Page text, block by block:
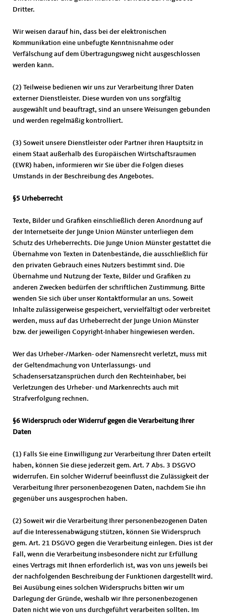
Dritter.
Wir weisen darauf hin, dass bei der elektronischen
Kommunikation eine unbefugte Kenntnisnahme oder
Verfälschung auf dem Übertragungsweg nicht ausgeschlossen
werden kann.
(2) Teilweise bedienen wir uns zur Verarbeitung Ihrer Daten
externer Dienstleister. Diese wurden von uns sorgfältig
ausgewählt und beauftragt, sind an unsere Weisungen gebunden
und werden regelmäßig kontrolliert.
(3) Soweit unsere Dienstleister oder Partner ihren Hauptsitz in
einem Staat außerhalb des Europäischen Wirtschaftsraumen
(EWR) haben, informieren wir Sie über die Folgen dieses
Umstands in der Beschreibung des Angebotes.
§5 Urheberrecht
Texte, Bilder und Grafiken einschließlich deren Anordnung auf
der Internetseite der Junge Union Münster unterliegen dem
Schutz des Urheberrechts. Die Junge Union Münster gestattet die
Übernahme von Texten in Datenbestände, die ausschließlich für
den privaten Gebrauch eines Nutzers bestimmt sind. Die
Übernahme und Nutzung der Texte, Bilder und Grafiken zu
anderen Zwecken bedürfen der schriftlichen Zustimmung. Bitte
wenden Sie sich über unser Kontaktformular an uns. Soweit
Inhalte zulässigerweise gespeichert, vervielfältigt oder verbreitet
werden, muss auf das Urheberrecht der Junge Union Münster
bzw. der jeweiligen Copyright-Inhaber hingewiesen werden.
Wer das Urheber-/Marken- oder Namensrecht verletzt, muss mit
der Geltendmachung von Unterlassungs- und
Schadensersatzansprüchen durch den Rechteinhaber, bei
Verletzungen des Urheber- und Markenrechts auch mit
Strafverfolgung rechnen.
§6 Widerspruch oder Widerruf gegen die Verarbeitung Ihrer
Daten
(1) Falls Sie eine Einwilligung zur Verarbeitung Ihrer Daten erteilt
haben, können Sie diese jederzeit gem. Art. 7 Abs. 3 DSGVO
widerrufen. Ein solcher Widerruf beeinflusst die Zulässigkeit der
Verarbeitung Ihrer personenbezogenen Daten, nachdem Sie ihn
gegenüber uns ausgesprochen haben.
(2) Soweit wir die Verarbeitung Ihrer personenbezogenen Daten
auf die Interessenabwägung stützen, können Sie Widerspruch
gem. Art. 21 DSGVO gegen die Verarbeitung einlegen. Dies ist der
Fall, wenn die Verarbeitung insbesondere nicht zur Erfüllung
eines Vertrags mit Ihnen erforderlich ist, was von uns jeweils bei
der nachfolgenden Beschreibung der Funktionen dargestellt wird.
Bei Ausübung eines solchen Widerspruchs bitten wir um
Darlegung der Gründe, weshalb wir Ihre personenbezogenen
Daten nicht wie von uns durchgeführt verarbeiten sollten. Im